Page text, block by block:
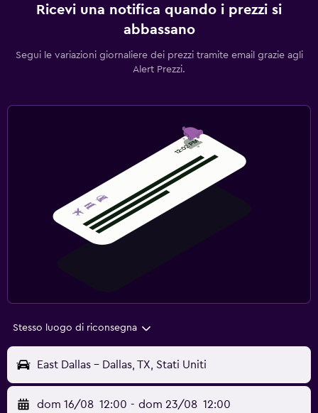
Ricevi una notifica quando i prezzi si
abbassano
Segui le variazioni giornaliere dei prezzi tramite email grazie agli
Alert Prezzi.
Stesso luogo di riconsegna
East Dallas - Dallas, TX, Stati Uniti
dom 16/08 12:00 - dom 23/08 12:00